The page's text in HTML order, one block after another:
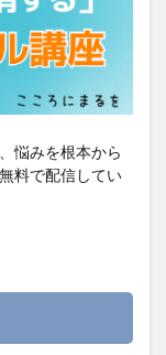
悩みを根本から
料で配信してい